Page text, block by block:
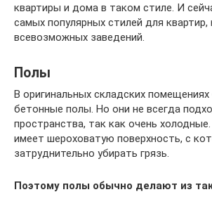
квартиры и дома в таком стиле. И
самых популярных стилей для
всевозможных заведений.
Полы
В оригинальных складских
бетонные полы. Но они не всегда
пространства, так как очень
имеет шероховатую поверхность, с
затруднительно убирать грязь.
Поэтому полы обычно делают из